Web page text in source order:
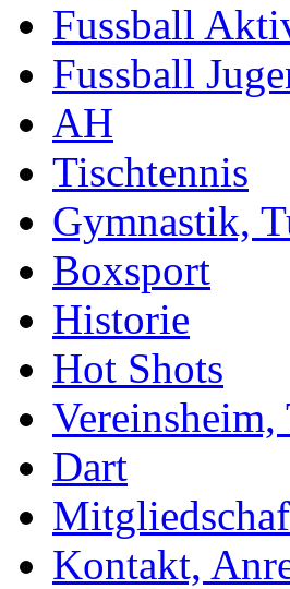
Fussball
Fussball
AH
Tischtennis
Gymnastik,
Boxsport
Historie
Hot Shots
Vereinsheim,
Dart
Kontakt,